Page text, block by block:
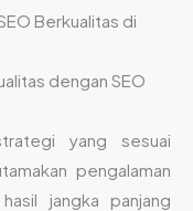
Berkualitas di
dengan SEO
yang sesuai
pengalaman
jangka panjang